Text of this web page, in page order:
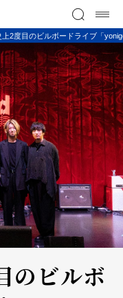
上2度目のビルボードライブ「
のビルボ